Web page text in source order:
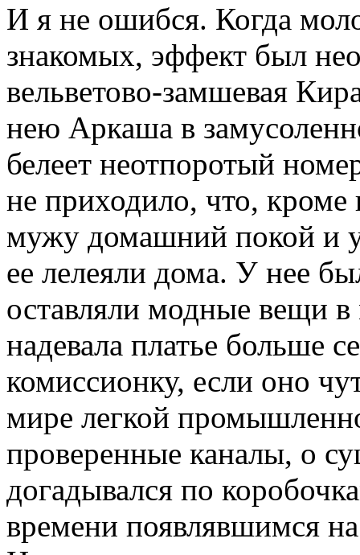
И я не ошибся. Когда
знакомых, эффект был
вельветово-замшевая
нею Аркаша в
белеет неотпоротый
не приходило, что, кроме
мужу домашний покой и
ее лелеяли дома. У нее
оставляли модные вещи в
надевала платье больше
комиссионку, если оно
мире легкой
проверенные каналы, о
догадывался по
времени появлявшимся